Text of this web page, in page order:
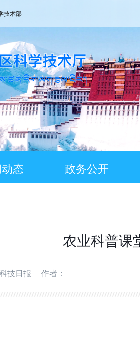
技术部
态 政务公开
农业科普课
技日报 作者：